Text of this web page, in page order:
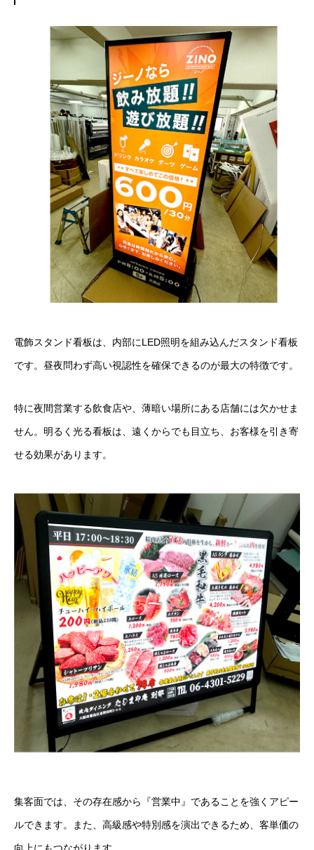
電飾スタンド看板は、内部にLED照明を組み込んだスタンド看板
です。昼夜問わず高い視認性を確保できるのが最大の特徴です。
特に夜間営業する飲食店や、薄暗い場所にある店舗には欠かせま
せん。明るく光る看板は、遠くからでも目立ち、お客様を引き寄
せる効果があります。
集客面では、その存在感から『営業中』であることを強くアピー
ルできます。また、高級感や特別感を演出できるため、客単価の